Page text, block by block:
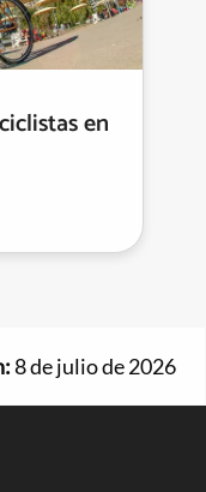
en
8 de julio de 2026